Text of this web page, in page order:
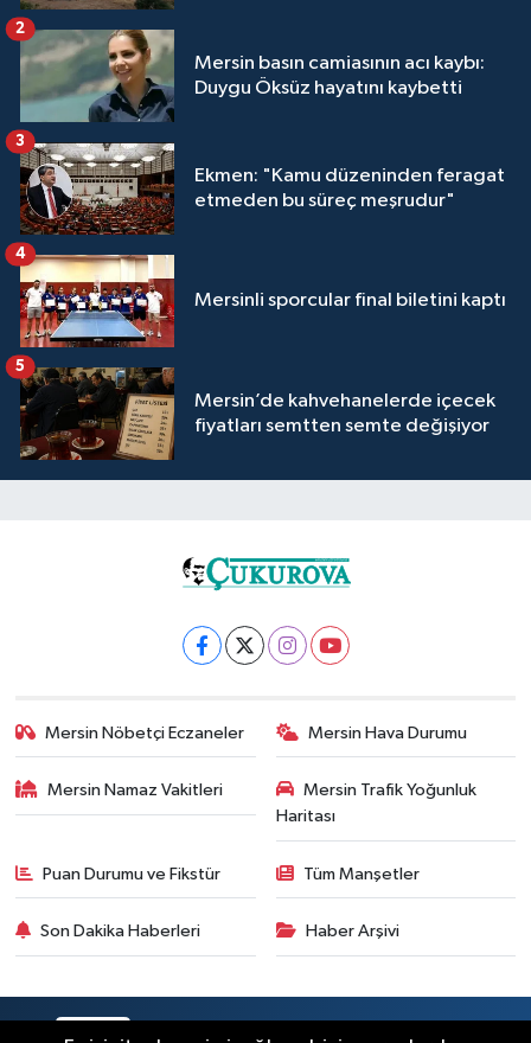
Mersin basın camiasının acı kaybı:
Duygu Öksüz hayatını kaybetti
2
Ekmen: "Kamu düzeninden feragat
etmeden bu süreç meşrudur"
3
Mersinli sporcular final biletini kaptı
4
Mersin’de kahvehanelerde içecek
fiyatları semtten semte değişiyor
5
Mersin Nöbetçi Eczaneler Mersin Hava Durumu
Mersin Namaz Vakitleri
Mersin Trafik Yoğunluk
Haritası
Puan Durumu ve Fikstür Tüm Manşetler
Son Dakika Haberleri Haber Arşivi
RSS Copyright © 2025. Her hakkı saklıdır.